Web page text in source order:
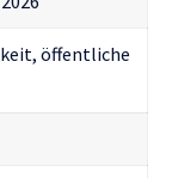
öffentliche